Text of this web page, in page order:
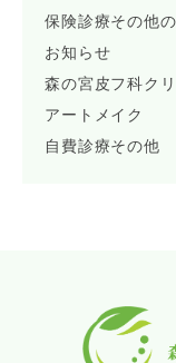
保険診療その他
お知らせ
森の宮皮フ科ク
アートメイク
自費診療その他